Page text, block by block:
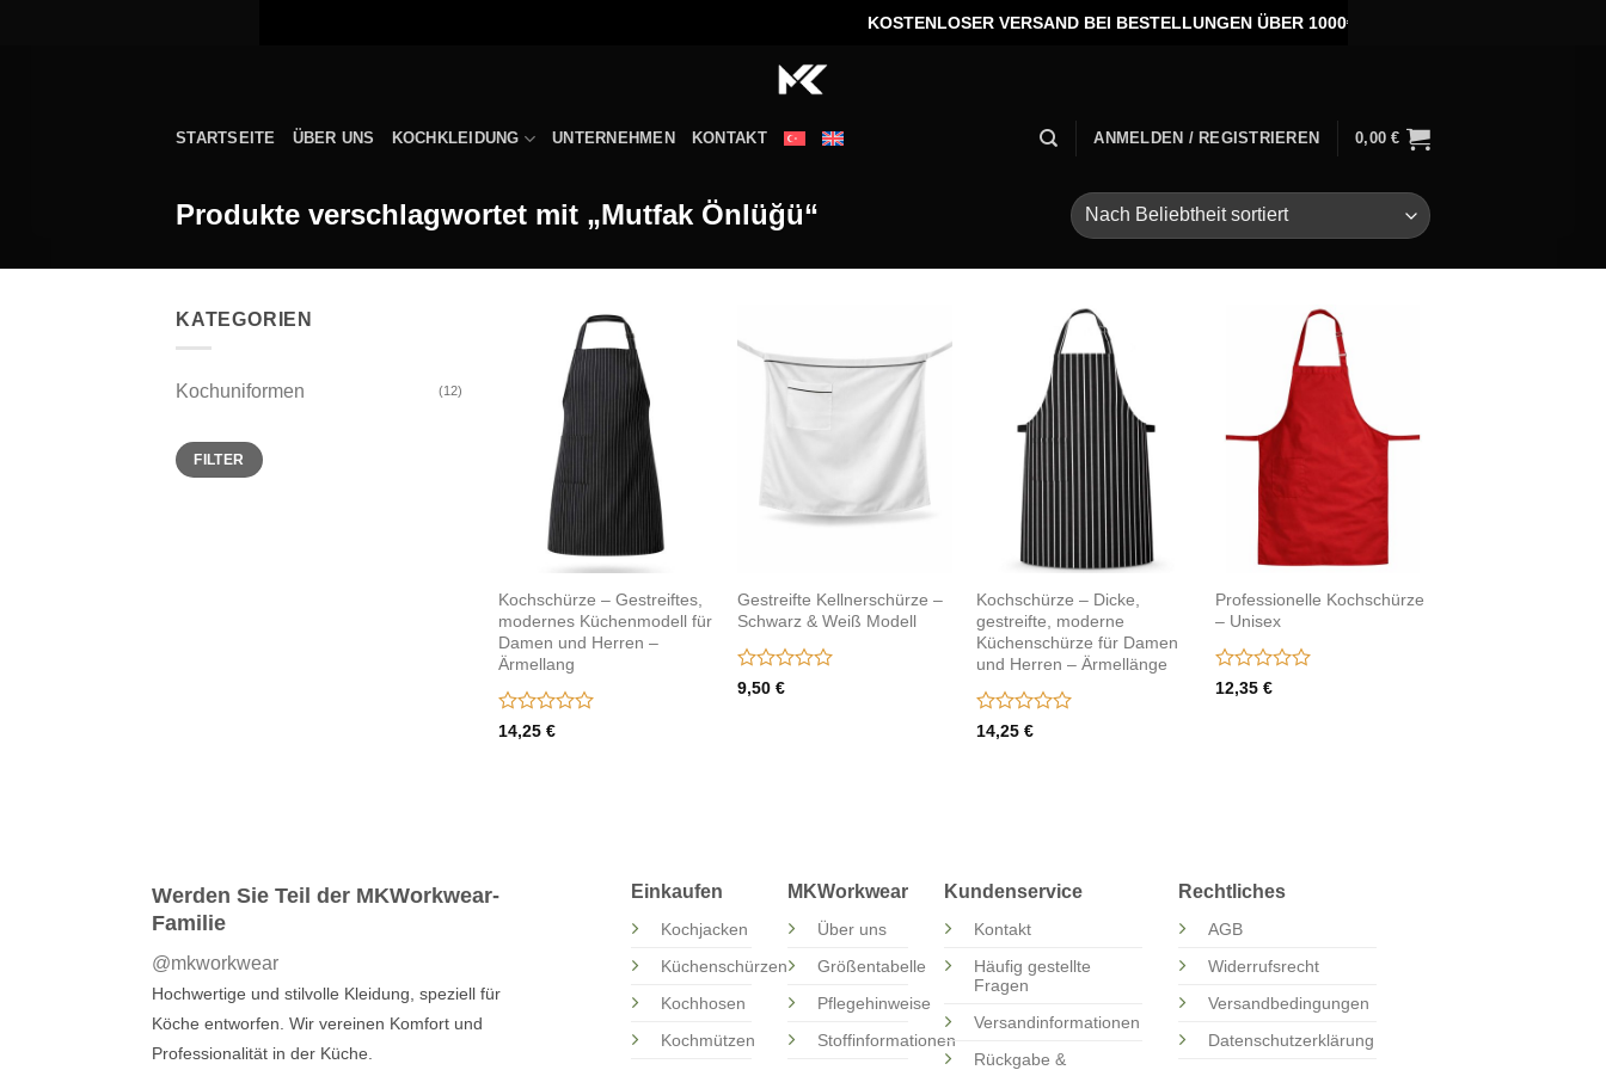
KOSTENLOSER VERSAND BEI BESTELLUNGEN ÜBER 1000€ •INDIVIDUELLE STICKEREI •
STARTSEITE ÜBER UNS KOCHKLEIDUNG UNTERNEHMEN KONTAKT ANMELDEN / REGISTRIEREN 0,00€
Produkte verschlagwortet mit „Mutfak Önlüğü“
KATEGORIEN
Kochuniformen (12)
Min.
Preis
Max.
PreisFILTER
Kochschürze – Gestreiftes,
modernes Küchenmodell für
Damen und Herren –
Ärmellang
Bewertet
14,25 €
Add to
wishlist
Gestreifte Kellnerschürze –
Schwarz & Weiß Modell
Bewertet
9,50 €
Kochschürze – Dicke,
gestreifte, moderne
Küchenschürze für Damen
und Herren – Ärmellänge
Bewertet
14,25 €
Professionelle Kochschürze
– Unisex
Bewertet
12,35 €
Werden Sie Teil der MKWorkwear-
Familie
@mkworkwear
Hochwertige und stilvolle Kleidung, speziell für
Köche entworfen. Wir vereinen Komfort und
Professionalität in der Küche.
Einkaufen
Kochjacken
Küchenschürzen
Kochhosen
Kochmützen
MKWorkwear
Über uns
Größentabelle
Pflegehinweise
Stoffinformationen
Kundenservice
Kontakt
Häufig gestellte
Fragen
Versandinformationen
Rückgabe &
Rechtliches
AGB
Widerrufsrecht
Versandbedingungen
Datenschutzerklärung